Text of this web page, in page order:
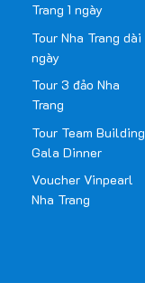
Trang 1 ngày
Tour Nha Trang dài
ngày
Tour 3 đảo Nha
Trang
Tour Team Building
Gala Dinner
Voucher Vinpearl
Nha Trang